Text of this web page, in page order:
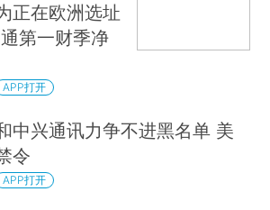
正在欧洲选址
第一财季净
APP打开
中兴通讯力争不进黑名单 美
令
APP打开